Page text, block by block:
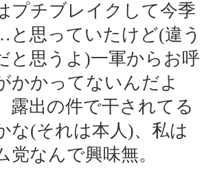
プチブレイクして今季
と思っていたけど(違う
と思うよ)一軍からお呼
かかってないんだよ
露出の件で干されてる
な(それは本人)、私は
党なんで興味無。